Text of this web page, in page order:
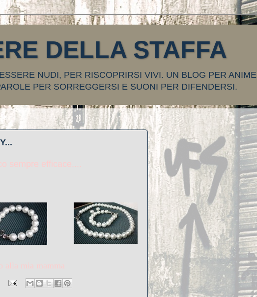
DELLA STAFFA
NUDI, PER RISCOPRIRSI VIVI. UN BLOG PER ANIME
PER SORREGGERSI E SUONI PER DIFENDERSI.
sempre efficace....
alla mia mamma